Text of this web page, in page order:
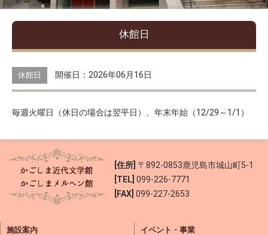
休館日
休館日 開催日：2026年06月16日
毎週火曜日（休日の場合は翌平日）、年末年始（12/29～1/1）
[住所] 〒892-0853鹿児島市城山町5-1
[TEL] 099-226-7771
[FAX] 099-227-2653
施設案内
イベント・事業